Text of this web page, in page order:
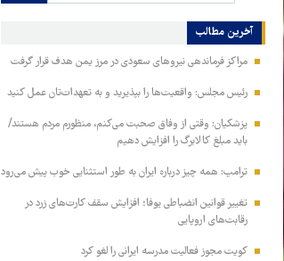
آخرین مطالب
مراکز فرماندهی نیروهای سعودی در مرز یمن هدف قرار گرفت
رئیس مجلس: واقعیت‌ها را بپذیرید و به تعهدات‌تان عمل کنید
پزشکیان: وقتی از وفاق صحبت می‌کنم، منظورم مردم هستند/
باید مبلغ کالابرگ را افزایش دهیم
ترامپ: همه چیز درباره ایران به طور استثنایی خوب پیش می‌رود
تغییر قوانین انضباطی یوفا؛ افزایش سقف کارت‌های زرد در
رقابت‌های اروپایی
کویت مجوز فعالیت مدرسه ایرانی را لغو کرد